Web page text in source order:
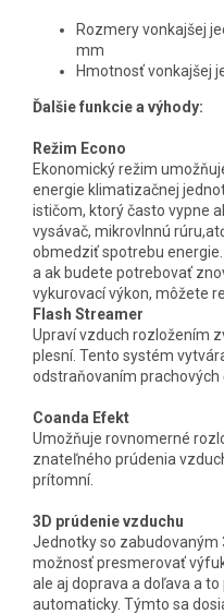
Rozmery vonkajšej
mm
Hmotnosť vonkajšej
Ďalšie funkcie a výhody:
Režim Econo
Ekonomický režim
energie klimatizačnej
ističom, ktorý často vypne
vysávač, mikrovlnnú
obmedziť spotrebu
a ak budete potrebovať
vykurovací výkon, môžete
Flash Streamer
Upraví vzduch rozložením
plesní. Tento systém
odstraňovaním prachových
Coanda Efekt
Umožňuje rovnomerné
znateľného prúdenia
prítomní.
3D prúdenie vzduchu
Jednotky so zabudovaným
možnosť presmerovať
ale aj doprava a doľava a
automaticky. Týmto sa